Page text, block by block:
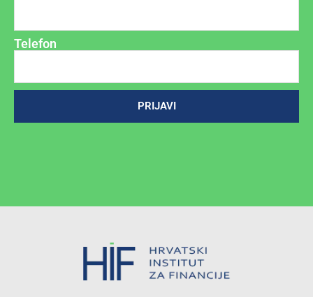
Telefon
PRIJAVI